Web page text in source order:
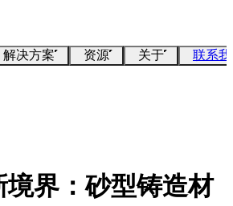
解决方案 资源 关于 联系
界：砂型铸造材